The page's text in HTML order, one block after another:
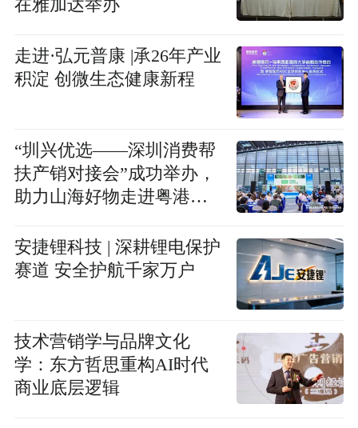
在雅加达举办
走进·弘元普康 |承26年产业
积淀 创微生态健康新程
“圳兴优选——深圳消费帮
扶产销对接会”成功举办，
助力山海好物走进粤港澳
安捷锂科技 | 深耕锂电保护
赛道 安全护航千家万户
技术营销学与品牌文化
学：东方哲思重构AI时代
商业底层逻辑